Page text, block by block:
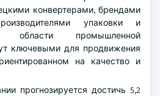
конвертерами, брендами
упаковки и
промышленной
ключевыми для продвижения
на качество и
прогнозируется достичь 5,2